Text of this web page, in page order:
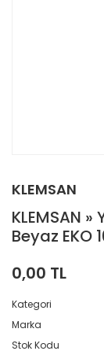
KLEMSAN
KLEMSAN
Beyaz EKO
0,00 TL
Kategori
Marka
Stok Kodu